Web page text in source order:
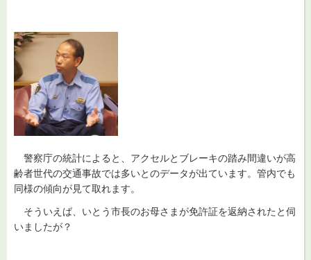
警察庁の統計によると、アクセルとブレーキの踏み間違いが高
齢者世代の交通事故では多いとのデータが出ています。管内でも
同様の傾向が見て取れます。
そういえば、いとう市長のお母さまが免許証を返納されたと伺
いましたが？